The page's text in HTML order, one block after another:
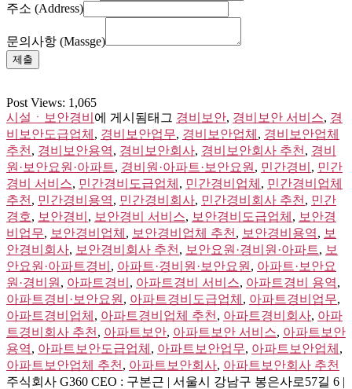
주소 (Address)
문의사항 (Massge)
제출
Post Views: 1,065
시설ㆍ보안경비 에 게시됨태그 경비보안, 경비보안 서비스, 경
비보안도급업체 , 경비보안업무, 경비보안업체 , 경비보안업체
추천 , 경비보안용역, 경비보안회사, 경비보안회사 추천 , 경비
원·보안요원·아파트, 경비원·아파트·보안요원 , 민간경비 , 민간
경비 서비스, 민간경비도급업체 , 민간경비업체 , 민간경비업체
추천 , 민간경비용역, 민간경비회사, 민간경비회사 추천 , 민간
경호, 보안경비 , 보안경비 서비스, 보안경비도급업체 , 보안경
비업무, 보안경비업체 , 보안경비업체 추천 , 보안경비용역, 보
안경비회사, 보안경비회사 추천 , 보안요원·경비원·아파트, 보
안요원·아파트경비 , 아파트·경비원·보안요원 , 아파트·보안요
원·경비원 , 아파트경비 , 아파트경비 서비스, 아파트경비 용역,
아파트경비·보안요원 , 아파트경비도급업체 , 아파트경비업무,
아파트경비업체 , 아파트경비업체 추천 , 아파트경비회사, 아파
트경비회사 추천 , 아파트보안, 아파트보안 서비스, 아파트보안
용역, 아파트보안도급업체 , 아파트보안업무, 아파트보안업체 ,
아파트보안업체 추천 , 아파트보안회사, 아파트보안회사 추천
주식회사 G360 CEO : 구본근 | 서울시 강남구 봉은사로57길 6 |